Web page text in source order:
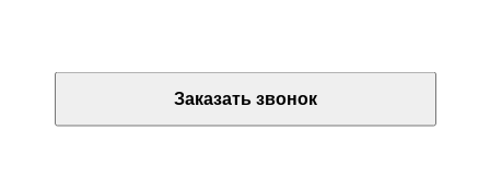
Заказать звонок